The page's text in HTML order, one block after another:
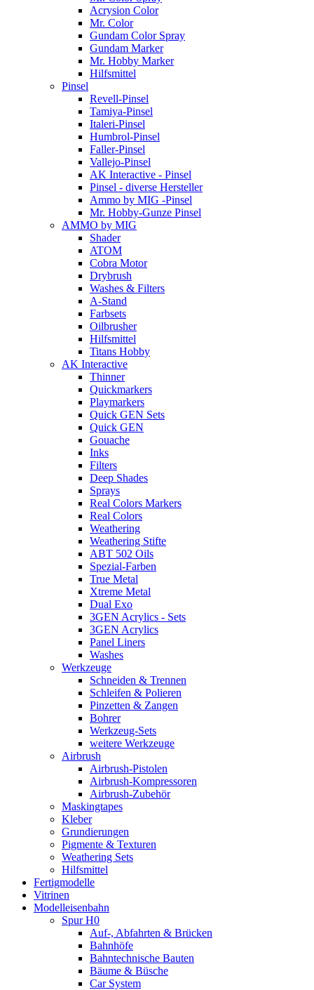
Acrysion Color
Mr. Color
Gundam Color Spray
Gundam Marker
Mr. Hobby Marker
Hilfsmittel
Pinsel
Revell-Pinsel
Tamiya-Pinsel
Italeri-Pinsel
Humbrol-Pinsel
Faller-Pinsel
Vallejo-Pinsel
AK Interactive - Pinsel
Pinsel - diverse Hersteller
Ammo by MIG -Pinsel
Mr. Hobby-Gunze Pinsel
AMMO by MIG
Shader
ATOM
Cobra Motor
Drybrush
Washes & Filters
A-Stand
Farbsets
Oilbrusher
Hilfsmittel
Titans Hobby
AK Interactive
Thinner
Quickmarkers
Playmarkers
Quick GEN Sets
Quick GEN
Gouache
Inks
Filters
Deep Shades
Sprays
Real Colors Markers
Real Colors
Weathering
Weathering Stifte
ABT 502 Oils
Spezial-Farben
True Metal
Xtreme Metal
Dual Exo
3GEN Acrylics - Sets
3GEN Acrylics
Panel Liners
Washes
Werkzeuge
Schneiden & Trennen
Schleifen & Polieren
Pinzetten & Zangen
Bohrer
Werkzeug-Sets
weitere Werkzeuge
Airbrush
Airbrush-Pistolen
Airbrush-Kompressoren
Airbrush-Zubehör
Maskingtapes
Kleber
Grundierungen
Pigmente & Texturen
Weathering Sets
Hilfsmittel
Fertigmodelle
Vitrinen
Modelleisenbahn
Spur H0
Auf-, Abfahrten & Brücken
Bahnhöfe
Bahntechnische Bauten
Bäume & Büsche
Car System